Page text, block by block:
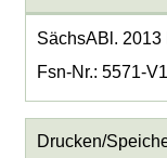
SächsABl. 2013
Fsn-Nr.: 5571-
Drucken/